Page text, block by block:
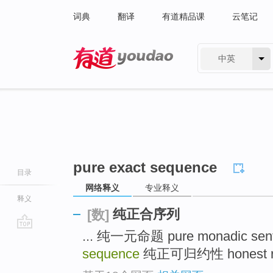
词典 翻译 有道精品课 云笔记
中英
目录
释义
pure exact sequence
网络释义 专业释义
[数] 纯正合序列
... 纯一元命题 pure monadic
sequence 纯正可归约性 honest